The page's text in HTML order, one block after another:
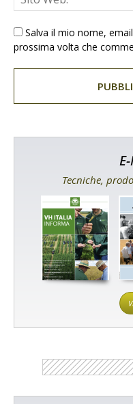
Salva il mio nome,
prossima volta che
Tecniche,